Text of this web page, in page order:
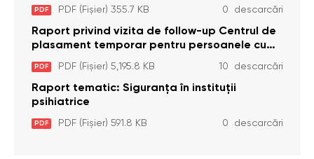
pentru Persoane cu Dizabilități (Adulte) din s.
Brînzeni, r. Edineț, din data de 25 mai 2026
PDF PDF (Fișier) 355.7 KB 0 descarcări
Raport privind vizita de follow-up Centrul de
plasament temporar pentru persoanele cu
dizabilități (adulte) Bădiceni, Soroca (11 iunie
2026)
PDF PDF (Fișier) 5,195.8 KB 10 descarcări
Raport tematic: Siguranța în instituții
psihiatrice
PDF PDF (Fișier) 591.8 KB 0 descarcări